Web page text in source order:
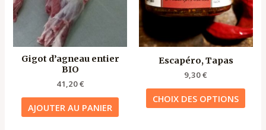
Gigot d’agneau entier
BIO
41,20€
AJOUTER AU PANIER
Escapéro, Tapas
9,30€
CHOIX DES OPTIONS
Les
être
la